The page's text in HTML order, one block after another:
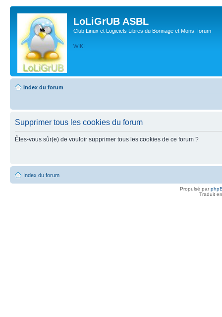
LoLiGrUB ASBL
Club Linux et Logiciels Libres du Borinage et Mons: forum
WIKI
Index du forum
Supprimer tous les cookies du forum
Êtes-vous sûr(e) de vouloir supprimer tous les cookies de ce forum ?
Index du forum
Propulsé par
Traduit